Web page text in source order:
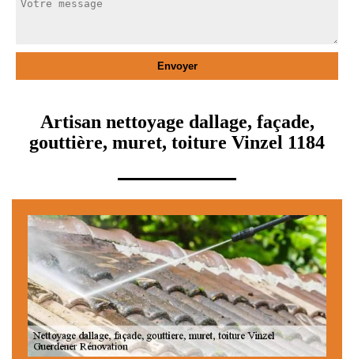
Artisan nettoyage dallage, façade,
gouttière, muret, toiture Vinzel 1184